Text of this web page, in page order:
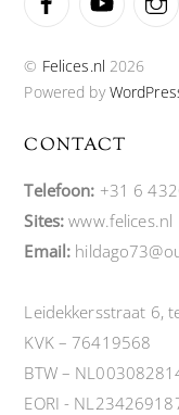
© Felices.nl 2026
Powered by
CONTACT
Telefoon: +31 6
Sites: www.felices.nl
Email:
Leidekkersstraat 6,
KVK – 76419568
BTW –
EORI -